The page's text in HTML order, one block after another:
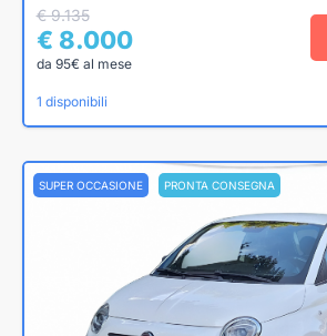
€ 9.135
€ 8.000
da 95€ al mese
1 disponibili
SUPER OCCASIONE PRONTA CONSEGNA